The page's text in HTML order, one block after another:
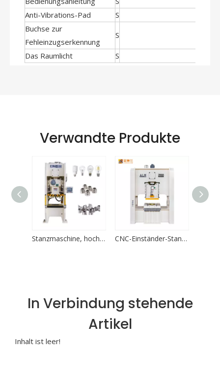
Anti-Vibrations-Pad
S
Buchse zur
Fehleinzugserkennung
S
Das Raumlicht S
Verwandte Produkte
Stanzmaschine, hochpräzise Power-Presse, LED-Lampenfassung, Aluminiumbecher CNC-Einständer-Stanzmaschine für Schuhe, automatische Ösenherstellungsmaschine
In Verbindung stehende
Artikel
Inhalt ist leer!